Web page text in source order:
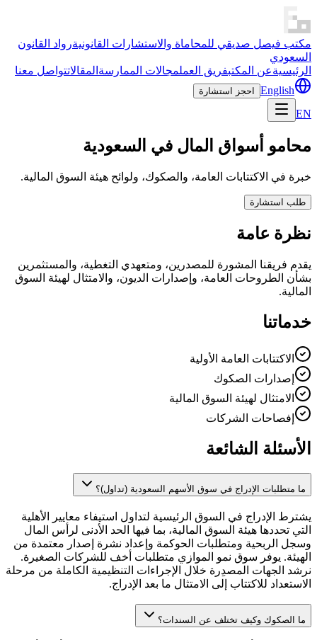
مكتب فيصل صديقي للمحاماة والاستشارات القانونيةرواد القانون
السعودي
الرئيسيةعن المكتبفريق العملمجالات الممارسة المقالاتتواصل معنا
English
احجز استشارة
EN
محامو أسواق المال في السعودية
خبرة في الاكتتابات العامة، والصكوك، ولوائح هيئة السوق المالية.
طلب استشارة
نظرة عامة
يقدم فريقنا المشورة للمصدرين، ومتعهدي التغطية، والمستثمرين
بشأن الطروحات العامة، وإصدارات الديون، والامتثال لهيئة السوق
المالية.
خدماتنا
الاكتتابات العامة الأولية
إصدارات الصكوك
الامتثال لهيئة السوق المالية
إفصاحات الشركات
الأسئلة الشائعة
ما متطلبات الإدراج في سوق الأسهم السعودية (تداول)؟
يشترط الإدراج في السوق الرئيسية لتداول استيفاء معايير الأهلية
التي تحددها هيئة السوق المالية، بما فيها الحد الأدنى لرأس المال
وسجل الربحية ومتطلبات الحوكمة وإعداد نشرة إصدار معتمدة من
الهيئة. يوفر سوق نمو الموازي متطلبات أخف للشركات الصغيرة.
نرشد الجهات المصدِرة خلال الإجراءات التنظيمية الكاملة من مرحلة
الاستعداد للاكتتاب إلى الامتثال ما بعد الإدراج.
ما الصكوك وكيف تختلف عن السندات؟